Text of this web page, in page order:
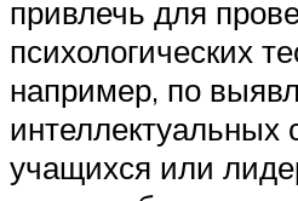
привлечь для
психологических
например, по
интеллектуальных
учащихся или